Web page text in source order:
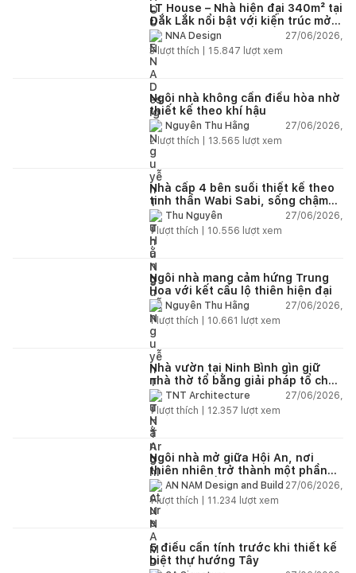
LT House – Nhà hiện đại 340m² tại
Đắk Lắk nổi bật với kiến trúc mở
và hệ sân vườn kết nối thiên
nhiên
NNA Design
27/06/2026,
3lượt thích | 15.847 lượt xem
Ngôi nhà không cần điều hòa nhờ
thiết kế theo khí hậu
Nguyễn Thu Hằng
27/06/2026,
2lượt thích | 13.565 lượt xem
Nhà cấp 4 bên suối thiết kế theo
tinh thần Wabi Sabi, sống chậm
giữa thiên nhiên
Thu Nguyễn
27/06/2026,
1lượt thích | 10.556 lượt xem
Ngôi nhà mang cảm hứng Trung
Hoa với kết cấu lộ thiên hiện đại
Nguyễn Thu Hằng
27/06/2026,
1lượt thích | 10.661 lượt xem
Nhà vườn tại Ninh Bình gìn giữ
nhà thờ tổ bằng giải pháp tổ chức
lại không gian
TNT Architecture
27/06/2026,
1lượt thích | 12.357 lượt xem
Ngôi nhà mở giữa Hội An, nơi
thiên nhiên trở thành một phần
của cuộc sống
AN NAM Design and Build 27/06/2026,
1lượt thích | 11.234 lượt xem
5 điều cần tính trước khi thiết kế
biệt thự hướng Tây